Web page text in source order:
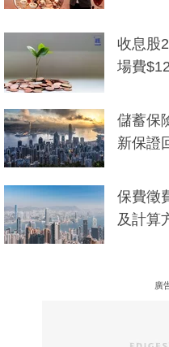
y及香
收息股
場費
儲蓄保
新保證
保費徵
及計算
廣